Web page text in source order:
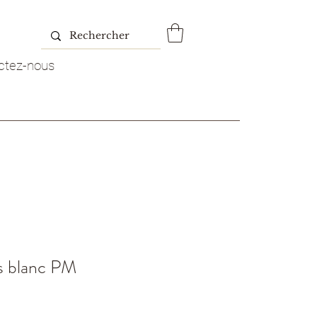
nous
blanc PM